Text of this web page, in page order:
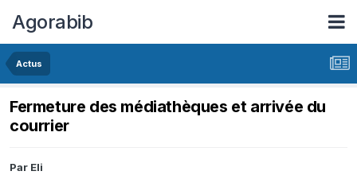
Agorabib
Actus
Fermeture des médiathèques et arrivée du
courrier
Par Eli